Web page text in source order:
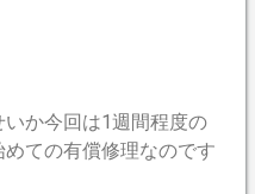
ホースを使うしかなか
ワンドは関節1つのみ。
いか今回は1週間程度の
めての有償修理なのです